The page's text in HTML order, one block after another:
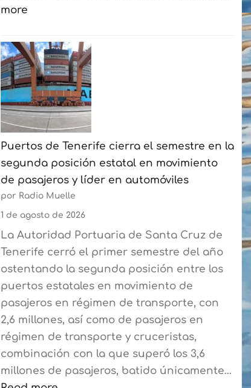
more
Seatrade
Cruise
Med
reunirá
en
Las
Palmas
a
más
de
90
expertos
del
sector
Puertos de Tenerife cierra el semestre en la
segunda posición estatal en movimiento
de pasajeros y líder en automóviles
por Radio Muelle
1 de agosto de 2026
La Autoridad Portuaria de Santa Cruz de
Tenerife cerró el primer semestre del año
ostentando la segunda posición entre los
puertos estatales en movimiento de
pasajeros en régimen de transporte, con
2,6 millones, así como de pasajeros en
régimen de transporte y cruceristas,
combinación con la que superó los 3,6
millones de pasajeros, batido únicamente…